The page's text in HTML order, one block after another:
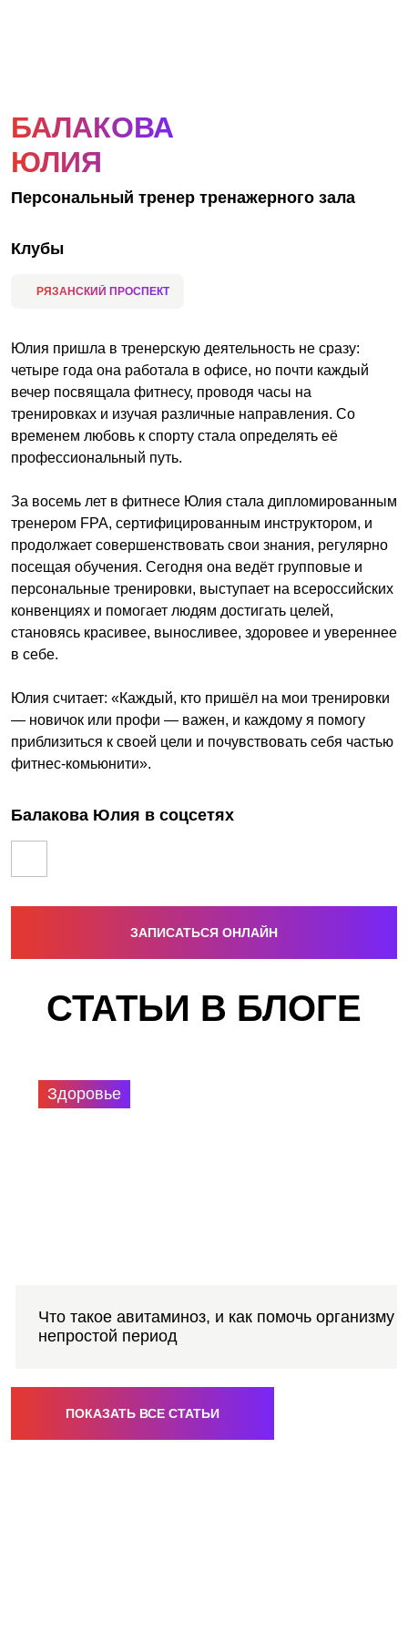
БАЛАКОВА
ЮЛИЯ
Персональный тренер тренажерного зала
Клубы
РЯЗАНСКИЙ ПРОСПЕКТ
Юлия пришла в тренерскую деятельность не сразу:
четыре года она работала в офисе, но почти каждый
вечер посвящала фитнесу, проводя часы на
тренировках и изучая различные направления. Со
временем любовь к спорту стала определять её
профессиональный путь.
За восемь лет в фитнесе Юлия стала дипломированным
тренером FPA, сертифицированным инструктором, и
продолжает совершенствовать свои знания, регулярно
посещая обучения. Сегодня она ведёт групповые и
персональные тренировки, выступает на всероссийских
конвенциях и помогает людям достигать целей,
становясь красивее, выносливее, здоровее и увереннее
в себе.
Юлия считает: «Каждый, кто пришёл на мои тренировки
— новичок или профи — важен, и каждому я помогу
приблизиться к своей цели и почувствовать себя частью
фитнес-комьюнити».
Балакова Юлия в соцсетях
ЗАПИСАТЬСЯ ОНЛАЙН
СТАТЬИ В БЛОГЕ
Здоровье
Что такое авитаминоз, и как помочь организму
непростой период
ПОКАЗАТЬ ВСЕ СТАТЬИ